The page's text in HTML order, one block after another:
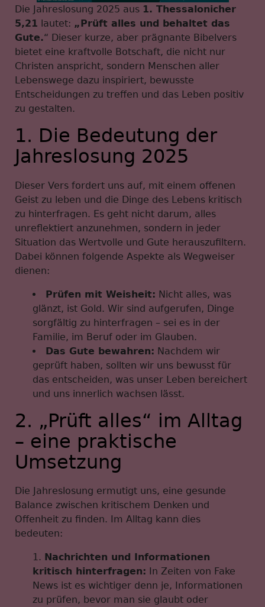
Die Jahreslosung 2025 aus 1. Thessalonicher
5,21 lautet: „Prüft alles und behaltet das
Gute.“ Dieser kurze, aber prägnante Bibelvers
bietet eine kraftvolle Botschaft, die nicht nur
Christen anspricht, sondern Menschen aller
Lebenswege dazu inspiriert, bewusste
Entscheidungen zu treffen und das Leben positiv
zu gestalten.
1. Die Bedeutung der
Jahreslosung 2025
Dieser Vers fordert uns auf, mit einem offenen
Geist zu leben und die Dinge des Lebens kritisch
zu hinterfragen. Es geht nicht darum, alles
unreflektiert anzunehmen, sondern in jeder
Situation das Wertvolle und Gute herauszufiltern.
Dabei können folgende Aspekte als Wegweiser
dienen:
Prüfen mit Weisheit: Nicht alles, was
glänzt, ist Gold. Wir sind aufgerufen, Dinge
sorgfältig zu hinterfragen – sei es in der
Familie, im Beruf oder im Glauben.
Das Gute bewahren: Nachdem wir
geprüft haben, sollten wir uns bewusst für
das entscheiden, was unser Leben bereichert
und uns innerlich wachsen lässt.
2. „Prüft alles“ im Alltag
– eine praktische
Umsetzung
Die Jahreslosung ermutigt uns, eine gesunde
Balance zwischen kritischem Denken und
Offenheit zu finden. Im Alltag kann dies
bedeuten:
Nachrichten und Informationen
kritisch hinterfragen: In Zeiten von Fake
News ist es wichtiger denn je, Informationen
zu prüfen, bevor man sie glaubt oder